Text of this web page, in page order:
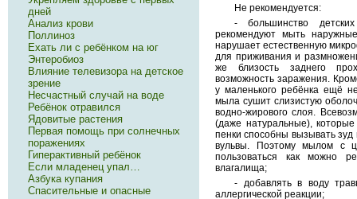
Не рекомендуется:
- большинство
рекомендуют мыть
нарушает естественную
для приживания и
же близость заднего
возможность заражения.
у маленького ребёнка ещё
мыла сушит слизистую
водно-жирового слоя.
(даже натуральные),
пенки способны вызывать зуд
вульвы. Поэтому мылом с
пользоваться как можно
влагалища;
- добавлять в воду
аллергической реакции;
дней
Анализ крови
Поллиноз
Ехать ли с ребёнком на юг
Энтеробиоз
Влияние телевизора на детское
зрение
Несчастный случай на воде
Ребёнок отравился
Ядовитые растения
Первая помощь при солнечных
поражениях
Гиперактивный ребёнок
Если младенец упал…
Азбука купания
Спасительные и опасные